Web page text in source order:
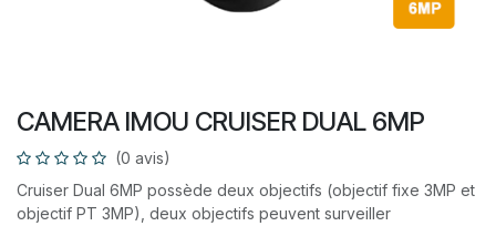
CAMERA IMOU CRUISER DUAL 6MP
(0 avis)
Cruiser Dual 6MP possède deux objectifs (objectif fixe 3MP et
objectif PT 3MP), deux objectifs peuvent surveiller